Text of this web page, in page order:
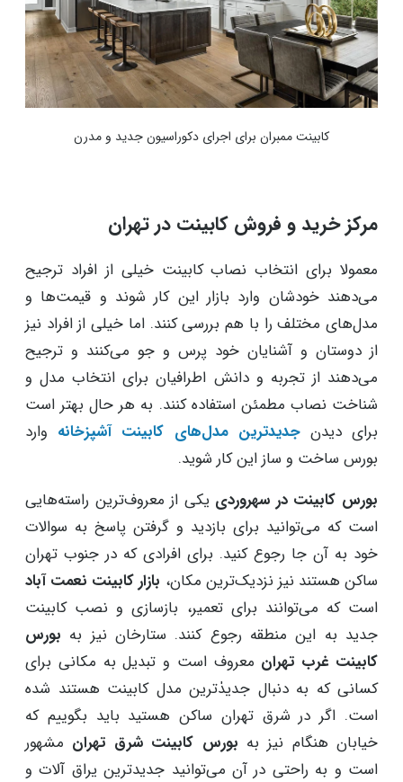
کابینت ممبران برای اجرای دکوراسیون جدید و مدرن
مرکز خرید و فروش کابینت در تهران
معمولا برای انتخاب نصاب کابینت خیلی از افراد ترجیح
می‌دهند خودشان وارد بازار این کار شوند و قیمت‌ها و
مدل‌های مختلف را با هم بررسی کنند. اما خیلی از افراد نیز
از دوستان و آشنایان خود پرس و جو می‌کنند و ترجیح
می‌دهند از تجربه و دانش اطرافیان برای انتخاب مدل و
شناخت نصاب مطمئن استفاده کنند. به هر حال بهتر است
برای دیدن جدید‌ترین مدل‌های کابینت آشپزخانهوارد
بورس ساخت و ساز این کار شوید.
بورس كابینت در سهروردییکی از معروف‌ترین راسته‌هایی
است که می‌توانید برای بازدید و گرفتن پاسخ به سوالات
خود به آن‌ جا رجوع کنید. برای افرادی که در جنوب تهران
ساکن هستند نیز نزدیک‌ترین مکان،بازار کابینت نعمت آباد
است که می‌توانند برای تعمیر، بازسازی و نصب کابینت
جدید به این منطقه رجوع کنند. ستارخان نیز به بورس
کابینت غرب تهرانمعروف است و تبدیل به مکانی برای
کسانی که به دنبال جدیدٰ‌ترین مدل کابینت هستند شده
است. اگر در شرق تهران ساکن هستید باید بگوییم که
خیابان هنگام نیز به بورس کابینت شرق تهرانمشهور
است و به راحتی در آن می‌توانید جدید‌ترین یراق آلات و